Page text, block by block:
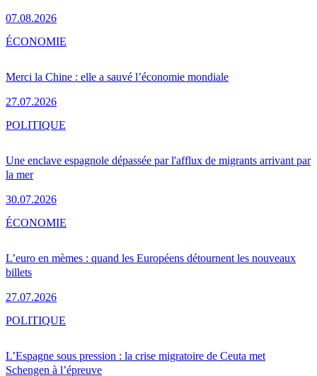
07.08.2026
Merci la Chine : elle a sauvé l’économie mondiale
27.07.2026
ÉCONOMIE
Une enclave espagnole dépassée par l'afflux de migrants arrivant par
la mer
30.07.2026
POLITIQUE
L’euro en mèmes : quand les Européens détournent les nouveaux
billets
27.07.2026
ÉCONOMIE
L’Espagne sous pression : la crise migratoire de Ceuta met
Schengen à l’épreuve
POLITIQUE